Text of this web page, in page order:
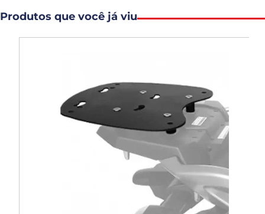
Produtos que você já viu